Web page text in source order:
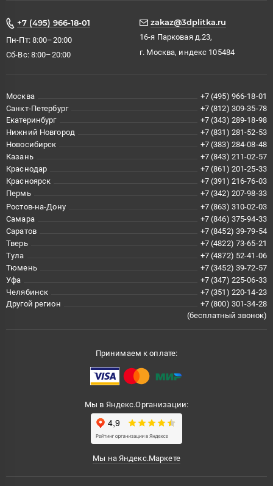
+7 (495) 966-18-01
Пн-Пт: 8:00–20:00
Сб-Вс: 8:00–20:00
zakaz@3dplitka.ru
16-я Парковая д.23,
г. Москва, индекс 105484
Москва
+7 (495) 966-18-01
Санкт-Петербург
+7 (812) 309-35-78
Екатеринбург
+7 (343) 289-18-98
Нижний Новгород
+7 (831) 281-52-53
Новосибирск
+7 (383) 284-08-48
Казань
+7 (843) 211-02-57
Краснодар
+7 (861) 201-25-33
Красноярск
+7 (391) 216-76-03
Пермь
+7 (342) 207-98-33
Ростов-на-Дону
+7 (863) 310-02-03
Самара
+7 (846) 375-94-33
Саратов
+7 (8452) 39-79-54
Тверь
+7 (4822) 73-65-21
Тула
+7 (4872) 52-41-06
Тюмень
+7 (3452) 39-72-57
Уфа
+7 (347) 225-06-33
Челябинск
+7 (351) 220-14-23
Другой регион
+7 (800) 301-34-28
(бесплатный звонок)
Принимаем к оплате:
Мы в Яндекс.Организации:
Мы на Яндекс.Маркете